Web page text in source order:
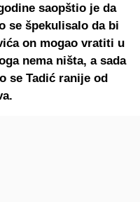
saopštio je da
se špekulisalo da bi
on mogao vratiti u
nema ništa, a sada
se Tadić ranije od